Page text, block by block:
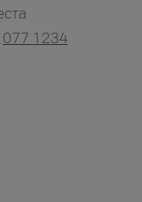
077 1234